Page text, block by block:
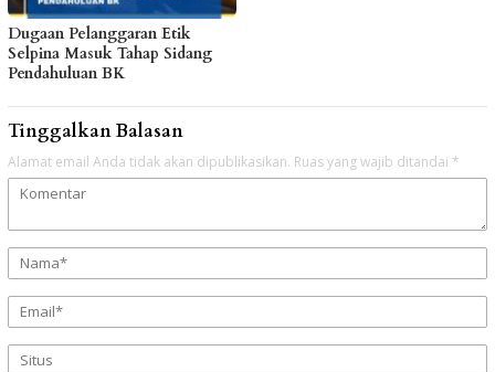
Dugaan Pelanggaran Etik
Selpina Masuk Tahap Sidang
Pendahuluan BK
Tinggalkan Balasan
Alamat email Anda tidak akan dipublikasikan. Ruas yang wajib ditandai *